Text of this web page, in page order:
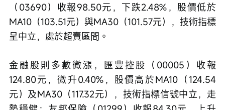
（03690）收報98.50元，下跌2.48%，股價低於
MA10（103.51元）與MA30（101.57元），技術指標
呈中立，處於超賣區間。
金融股則多數微漲，匯豐控股（00005）收報
124.80元，微升0.40%，股價高於MA10（124.54
元）及MA30（117.32元），技術指標信號中立，走